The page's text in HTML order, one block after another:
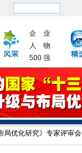
企 业
人 物
500 强
局优化研究》专家评审会
常务会议为何聚焦制造业